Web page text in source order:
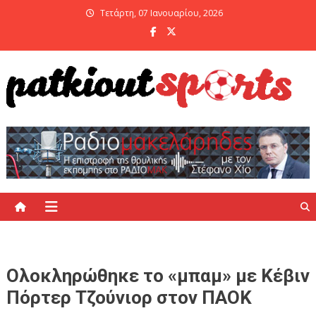
Τετάρτη, 07 Ιανουαρίου, 2026
Ολοκληρώθηκε το «μπαμ» με Κέβιν
Πόρτερ Τζούνιορ στον ΠΑΟΚ